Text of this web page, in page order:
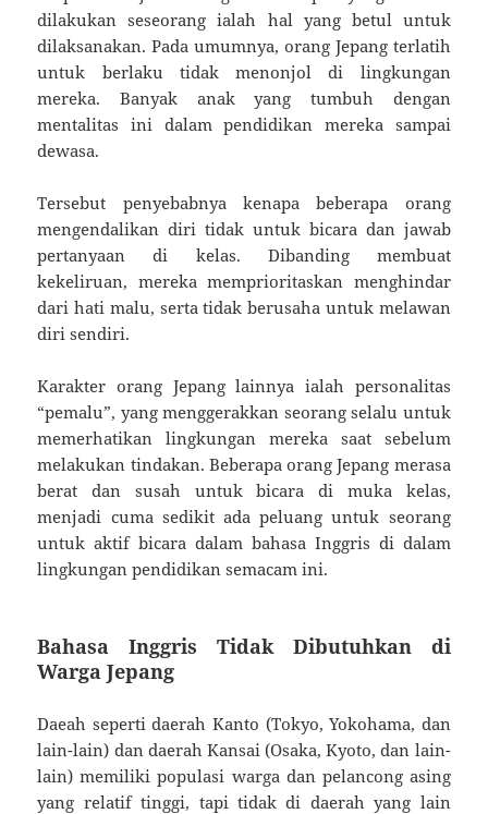
dilakukan seseorang ialah hal yang betul untuk
dilaksanakan. Pada umumnya, orang Jepang terlatih
untuk berlaku tidak menonjol di lingkungan
mereka. Banyak anak yang tumbuh dengan
mentalitas ini dalam pendidikan mereka sampai
dewasa.
Tersebut penyebabnya kenapa beberapa orang
mengendalikan diri tidak untuk bicara dan jawab
pertanyaan di kelas. Dibanding membuat
kekeliruan, mereka memprioritaskan menghindar
dari hati malu, serta tidak berusaha untuk melawan
diri sendiri.
Karakter orang Jepang lainnya ialah personalitas
“pemalu”, yang menggerakkan seorang selalu untuk
memerhatikan lingkungan mereka saat sebelum
melakukan tindakan. Beberapa orang Jepang merasa
berat dan susah untuk bicara di muka kelas,
menjadi cuma sedikit ada peluang untuk seorang
untuk aktif bicara dalam bahasa Inggris di dalam
lingkungan pendidikan semacam ini.
Bahasa Inggris Tidak Dibutuhkan di
Warga Jepang
Daeah seperti daerah Kanto (Tokyo, Yokohama, dan
lain-lain) dan daerah Kansai (Osaka, Kyoto, dan lain-
lain) memiliki populasi warga dan pelancong asing
yang relatif tinggi, tapi tidak di daerah yang lain